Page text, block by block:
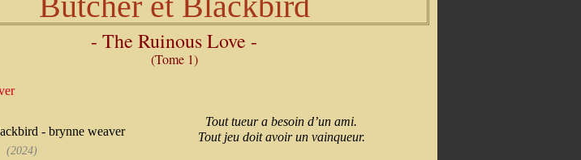
- The Ruinous Love -
(Tome 1)
(2024)
Tout tueur a besoin d’un ami.
Tout jeu doit avoir un vainqueur.